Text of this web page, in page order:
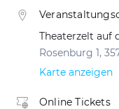
Theaterzelt auf
Rosenburg 1,
Karte anzeigen
Online Tickets